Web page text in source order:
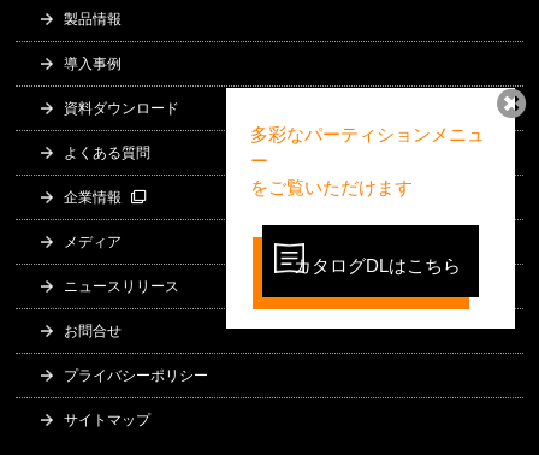
多彩なパーティションメニュ
ー
をご覧いただけます
カタログDLはこちら
製品情報
導入事例
資料ダウンロード
よくある質問
企業情報
メディア
ニュースリリース
お問合せ
プライバシーポリシー
サイトマップ